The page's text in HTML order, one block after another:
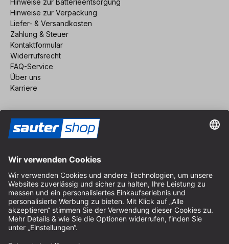
Hinweise zur Batterieentsorgung
Hinweise zur Verpackung
Liefer- & Versandkosten
Zahlung & Steuer
Kontaktformular
Widerrufsrecht
FAQ-Service
Über uns
Karriere
Impressum
AGB
Datenschutz
Cookie-Einstellungen